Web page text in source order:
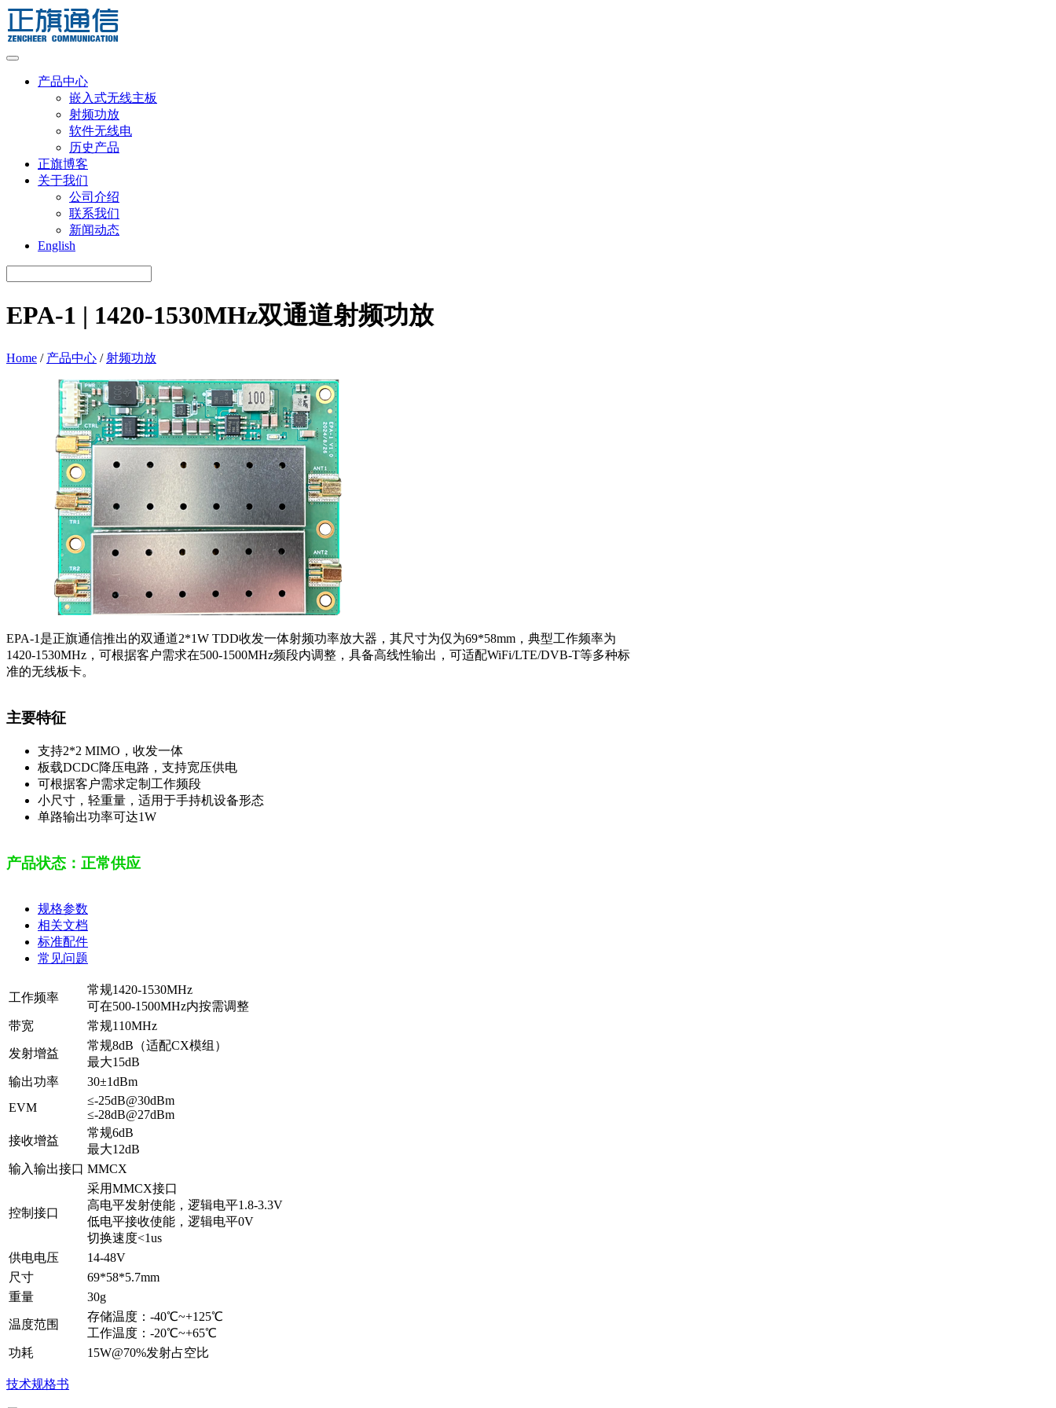
Skip
to
content
产品中心
嵌入式无线主板
射频功放
软件无线电
历史产品
正旗博客
关于我们
公司介绍
联系我们
新闻动态
English
EPA-1 | 1420-1530MHz双通道射频功放
Home / 产品中心 / 射频功放
EPA-1是正旗通信推出的双通道2*1W TDD收发一体射频功率放大器，其尺寸为仅为69*58mm，典型工作频率为
1420-1530MHz，可根据客户需求在500-1500MHz频段内调整，具备高线性输出，可适配WiFi/LTE/DVB-T等多种标
准的无线板卡。
主要特征
支持2*2 MIMO，收发一体
板载DCDC降压电路，支持宽压供电
可根据客户需求定制工作频段
小尺寸，轻重量，适用于手持机设备形态
单路输出功率可达1W
产品状态：正常供应
规格参数
相关文档
标准配件
常见问题
工作频率
常规1420-1530MHz
可在500-1500MHz内按需调整
带宽
常规110MHz
发射增益
常规8dB（适配CX模组）
最大15dB
输出功率
30±1dBm
EVM
≤-25dB@30dBm
≤-28dB@27dBm
接收增益
常规6dB
最大12dB
输入输出接口 MMCX
控制接口
采用MMCX接口
高电平发射使能，逻辑电平1.8-3.3V
低电平接收使能，逻辑电平0V
切换速度<1us
供电电压
14-48V
尺寸
69*58*5.7mm
重量
30g
温度范围
存储温度：-40℃~+125℃
工作温度：-20℃~+65℃
功耗
15W@70%发射占空比
技术规格书